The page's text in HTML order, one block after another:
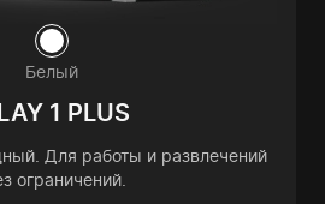
Белый
1 PLUS
Для работы и развлечений
ограничений.